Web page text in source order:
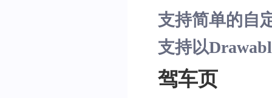
支持简单的自
支持以
驾车页